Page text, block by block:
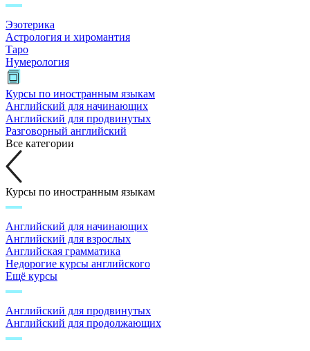
Эзотерика
Астрология и хиромантия
Таро
Нумерология
Курсы по иностранным языкам
Английский для начинающих
Английский для продвинутых
Разговорный английский
Все категории
Курсы по иностранным языкам
Английский для начинающих
Английский для взрослых
Английская грамматика
Недорогие курсы английского
Ещё курсы
Английский для продвинутых
Английский для продолжающих